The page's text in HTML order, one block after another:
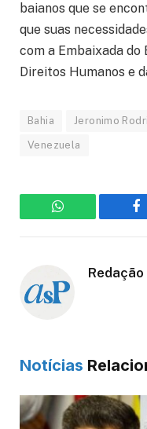
baianos que se
que suas
com a Embaixada
Direitos Humanos e
Bahia Jeronimo
Venezuela
WhatsApp
Redação
Notícias